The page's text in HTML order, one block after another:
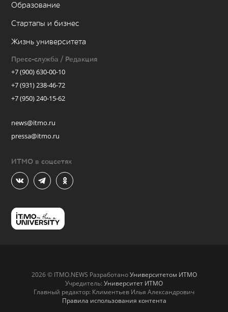
Образование
Стартапы и бизнес
Жизнь университета
Пресс-служба / Редакция
+7 (900) 630-00-10
+7 (931) 238-46-72
+7 (950) 240-15-62
news@itmo.ru
pressa@itmo.ru
ИТМО в соцсетях
2026 © ITMO.NEWS РазработаноУниверситетом ИТМО
Учредитель: Университет ИТМО
Главный редактор: Климентьев Илья Александрович
Правила использования контента